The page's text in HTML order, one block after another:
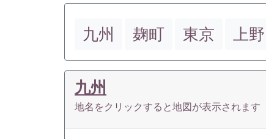
九州 麹町 東京 上野
九州
地名をクリックすると地図が表示されます